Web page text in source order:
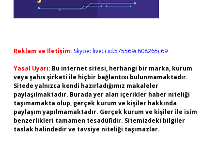
Reklam ve İletişim: Skype: live:.cid.575569c608265c69
Yasal Uyarı: Bu internet sitesi, herhangi bir marka, kurum
veya şahıs şirketi ile hiçbir bağlantısı bulunmamaktadır.
Sitede yalnızca kendi hazırladığımız makaleler
paylaşılmaktadır. Burada yer alan içerikler haber niteliği
taşımamakta olup, gerçek kurum ve kişiler hakkında
paylaşım yapılmamaktadır. Gerçek kurum ve kişiler ile isim
benzerlikleri tamamen tesadüfidir. Sitemizdeki bilgiler
taslak halindedir ve tavsiye niteliği taşımazlar.